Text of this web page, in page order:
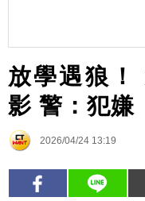
放學遇狼！
影 警：犯嫌
2026/04/24 13:19